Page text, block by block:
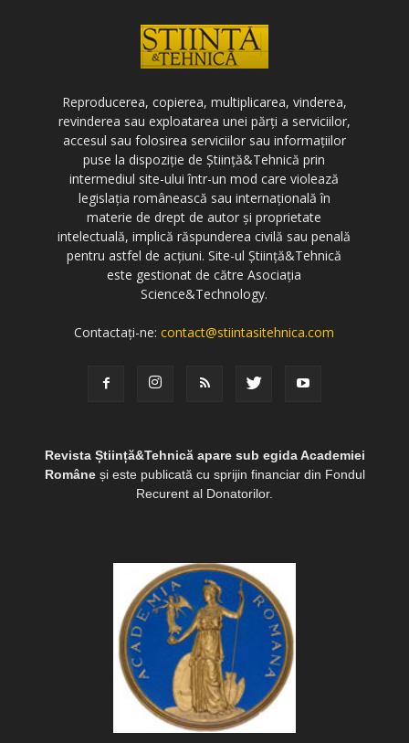
Reproducerea, copierea, multiplicarea, vinderea,
revinderea sau exploatarea unei părți a serviciilor,
accesul sau folosirea serviciilor sau informațiilor
puse la dispoziție de Știință&Tehnică prin
intermediul site-ului într-un mod care violează
legislația românească sau internațională în
materie de drept de autor și proprietate
intelectuală, implică răspunderea civilă sau penală
pentru astfel de acțiuni. Site-ul Știință&Tehnică
este gestionat de către Asociația
Science&Technology.
Contactați-ne:contact@stiintasitehnica.com
Revista Știință&Tehnică apare sub egida Academiei
Româneși este publicată cu sprijin financiar din Fondul
Recurent al Donatorilor.